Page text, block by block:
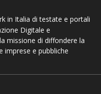
in Italia di testate e portali
Digitale e
missione di diffondere la
imprese e pubbliche